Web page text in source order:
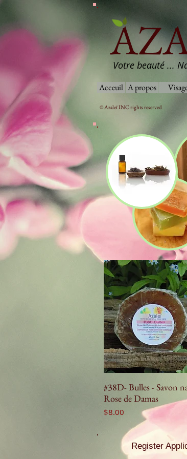
© Azaleï INC rights reserved
Votre beauté ...
Acceuil A propos
#38D- Bulles - Savon
Rose de Damas
Price
$8.00
Register